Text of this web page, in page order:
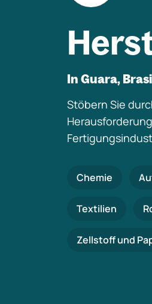
In Guara,
Stöbern Sie
Chemie
Textilien
Zellstoff und